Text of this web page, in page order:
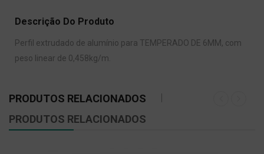
Descrição Do Produto
Perfil extrudado de alumínio para TEMPERADO DE 6MM, com
peso linear de 0,458kg/m.
PRODUTOS RELACIONADOS
PRODUTOS RELACIONADOS